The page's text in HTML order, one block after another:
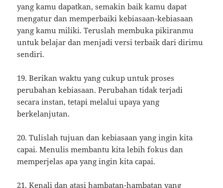
yang kamu dapatkan, semakin baik kamu dapat
mengatur dan memperbaiki kebiasaan-kebiasaan
yang kamu miliki. Teruslah membuka pikiranmu
untuk belajar dan menjadi versi terbaik dari dirimu
sendiri.
19. Berikan waktu yang cukup untuk proses
perubahan kebiasaan. Perubahan tidak terjadi
secara instan, tetapi melalui upaya yang
berkelanjutan.
20. Tulislah tujuan dan kebiasaan yang ingin kita
capai. Menulis membantu kita lebih fokus dan
memperjelas apa yang ingin kita capai.
21. Kenali dan atasi hambatan-hambatan yang